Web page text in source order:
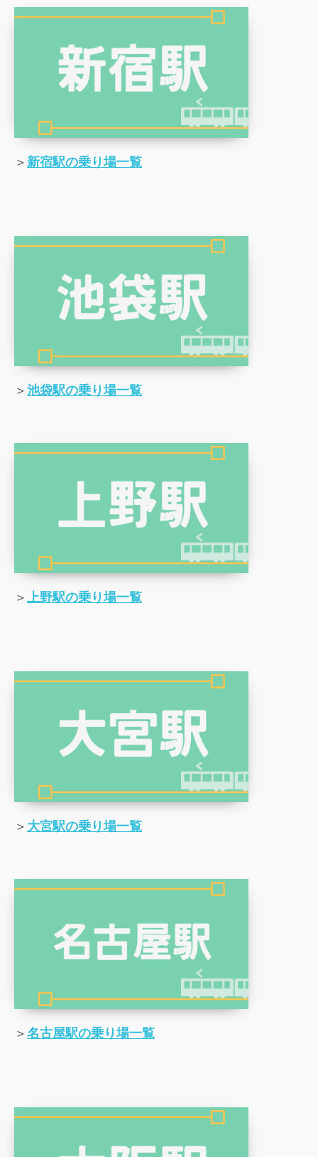
＞ 新宿駅の乗り場一覧
＞ 池袋駅の乗り場一覧
＞ 上野駅の乗り場一覧
＞ 大宮駅の乗り場一覧
＞ 名古屋駅の乗り場一覧